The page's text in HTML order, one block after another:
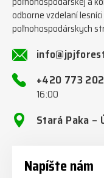
odborne vzdelaní
poľnohospodárskych
+420 773
16:00
Stará Paka –
Napíšte nám